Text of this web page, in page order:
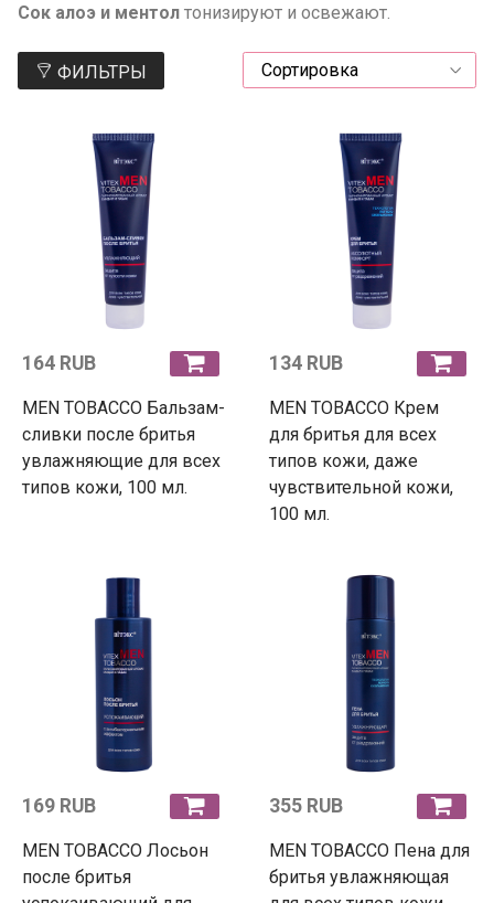
Сок алоэ и ментол тонизируют и освежают.
ФИЛЬТРЫ
164 RUB
MEN TOBACCO Бальзам-
сливки после бритья
увлажняющие для всех
типов кожи, 100 мл.
134 RUB
MEN TOBACCO Крем
для бритья для всех
типов кожи, даже
чувствительной кожи,
100 мл.
169 RUB
MEN TOBACCO Лосьон
после бритья
355 RUB
MEN TOBACCO Пена для
бритья увлажняющая